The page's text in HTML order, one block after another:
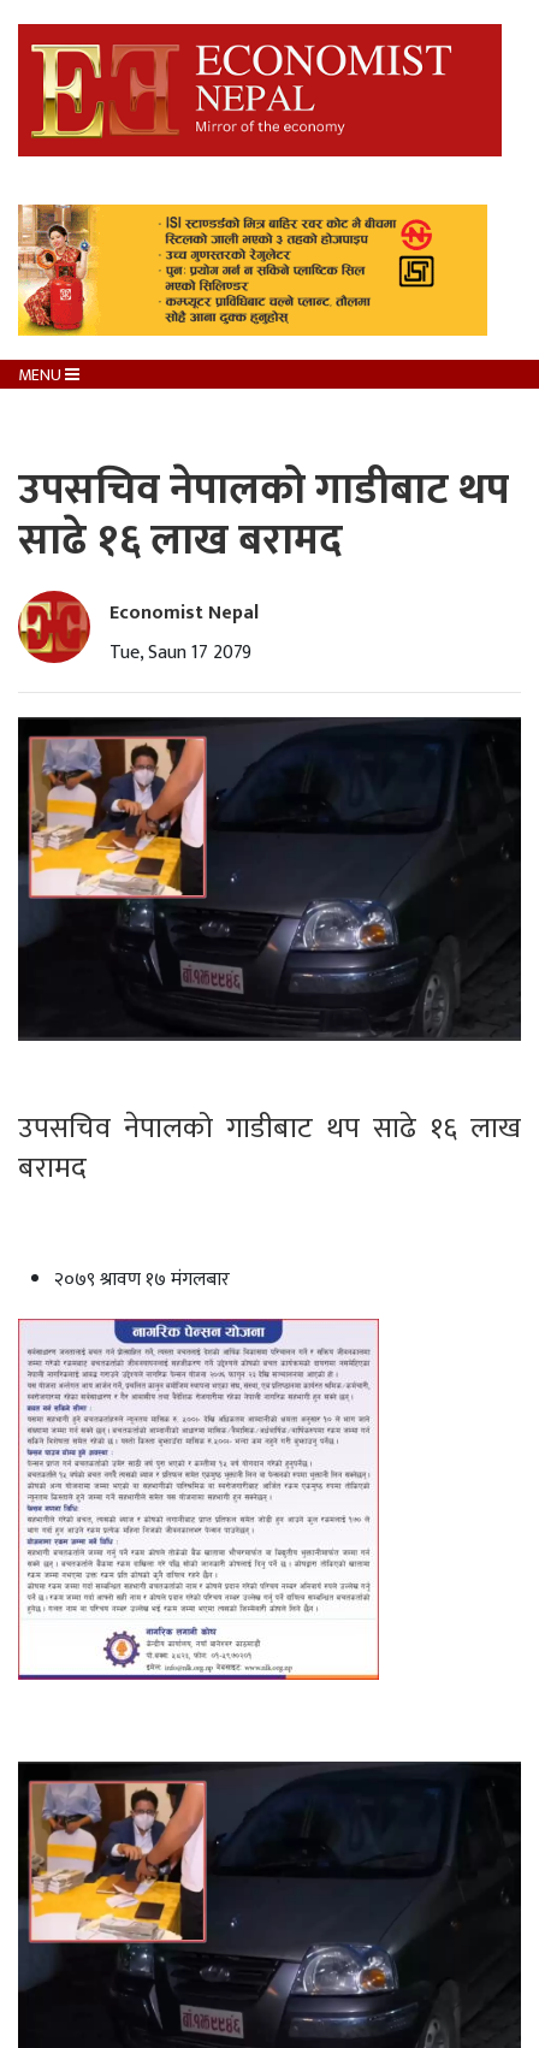
MENU
उपसचिव नेपालको गाडीबाट थप
साढे १६ लाख बरामद
Economist Nepal
Tue, Saun 17 2079
उपसचिव नेपालको गाडीबाट थप साढे १६ लाख
बरामद
२०७९ श्रावण १७ मंगलबार